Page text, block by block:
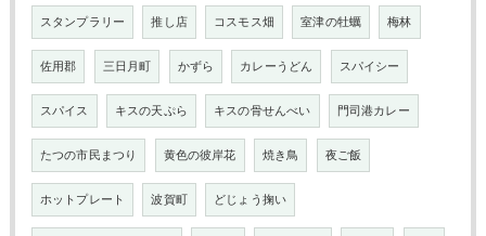
スタンプラリー 推し店 コスモス畑 室津の牡蠣 梅林
佐用郡 三日月町 かずら カレーうどん スパイシー
スパイス キスの天ぷら キスの骨せんべい 門司港カレー
たつの市民まつり 黄色の彼岸花 焼き鳥 夜ご飯
ホットプレート 波賀町 どじょう掬い